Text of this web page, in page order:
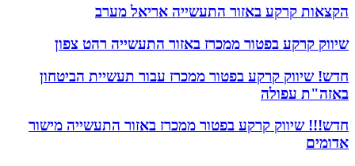
הקצאות קרקע באזור התעשייה אריאל מערב
שיווק קרקע בפטור ממכרז באזור התעשייה רהט צפון
חדש! שיווק קרקע בפטור ממכרז עבור תעשיית הביטחון
באזה"ת עפולה
חדש!!! שיווק קרקע בפטור ממכרז באזור התעשייה מישור
אדומים